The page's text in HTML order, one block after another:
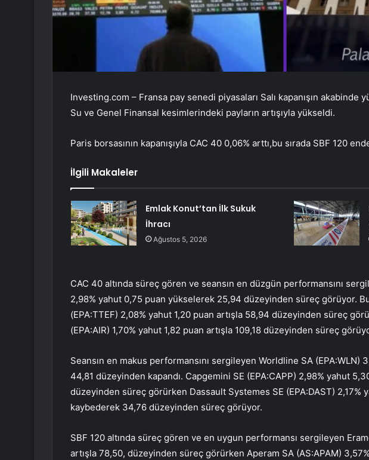
Investing.com – Fransa pay senedi piyasaları Salı kapanışın akabinde
Su ve Genel Finansal kesimlerindeki payların artışıyla yükseldi.
Paris borsasının kapanışıyla CAC 40 0,06% arttı,bu sırada SBF 120
İlgili Makaleler
Emlak Konut’tan İlk Sukuk
İhracı
Ağustos 5, 2026
CAC 40 altında süreç gören ve seansın en düzgün performansını
2,98% yahut 0,75 puan yükselerek 25,94 düzeyinden süreç görüyor.
(EPA:TTEF) 2,08% yahut 1,20 puan artışla 58,94 düzeyinden süreç
(EPA:AIR) 1,70% yahut 1,82 puan artışla 109,18 düzeyinden süreç
Seansın en makus performansını sergileyen Worldline SA (EPA:WLN)
44,81 düzeyinden kapandı. Capgemini SE (EPA:CAPP) 2,98% yahut
düzeyinden süreç görürken Dassault Systemes SE (EPA:DAST) 2,17%
kaybederek 34,76 düzeyinden süreç görüyor.
SBF 120 altında süreç gören ve en uygun performansı sergileyen
artışla 78,50, düzeyinden süreç görürken Aperam SA (AS:APAM)